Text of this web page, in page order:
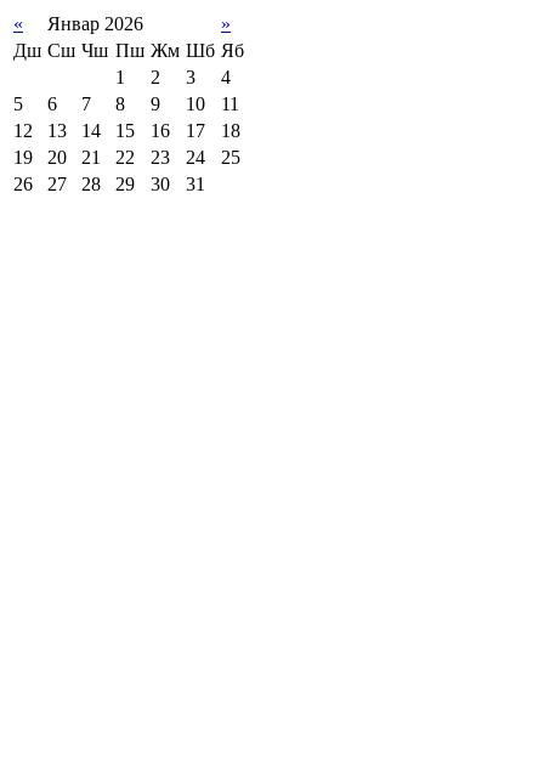
« Январ 2026
»
Дш Сш Чш Пш Жм Шб Яб
1
2 3
4
5
6 7 8 9 10
11
12
13 14 15 16 17
18
19
20 21 22 23 24
25
26
27 28 29 30 31